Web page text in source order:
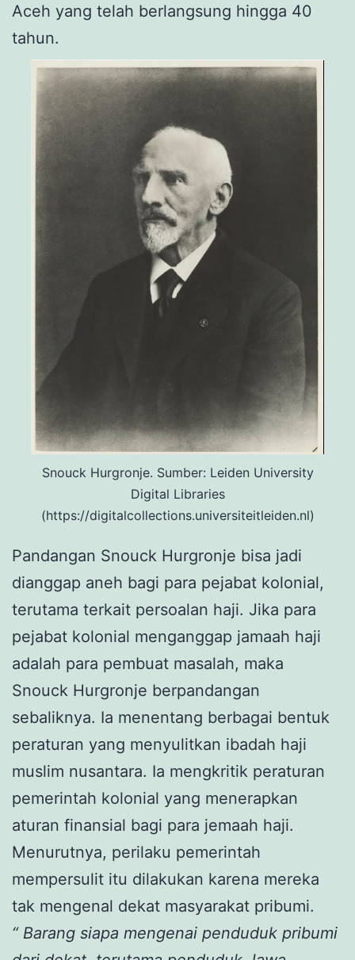
Aceh yang telah berlangsung hingga 40
tahun.
Snouck Hurgronje. Sumber: Leiden University
Digital Libraries
(https://digitalcollections.universiteitleiden.nl)
Pandangan Snouck Hurgronje bisa jadi
dianggap aneh bagi para pejabat kolonial,
terutama terkait persoalan haji. Jika para
pejabat kolonial menganggap jamaah haji
adalah para pembuat masalah, maka
Snouck Hurgronje berpandangan
sebaliknya. Ia menentang berbagai bentuk
peraturan yang menyulitkan ibadah haji
muslim nusantara. Ia mengkritik peraturan
pemerintah kolonial yang menerapkan
aturan finansial bagi para jemaah haji.
Menurutnya, perilaku pemerintah
mempersulit itu dilakukan karena mereka
tak mengenal dekat masyarakat pribumi.
“Barang siapa mengenai penduduk pribumi